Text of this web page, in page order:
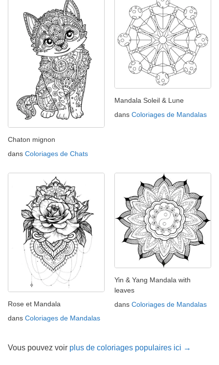
Chaton mignon
dans Coloriages de Chats
Mandala Soleil & Lune
dans Coloriages de Mandalas
Rose et Mandala
dans Coloriages de Mandalas
Yin & Yang Mandala with
leaves
dans Coloriages de Mandalas
Vous pouvez voir plus de coloriages populaires ici →